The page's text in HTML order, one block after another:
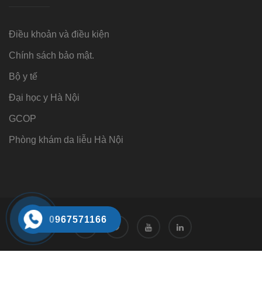
Điều khoản và điều kiện
Chính sách bảo mật.
Bộ y tế
Đại học y Hà Nội
GCOP
Phòng khám da liễu Hà Nội
0967571166